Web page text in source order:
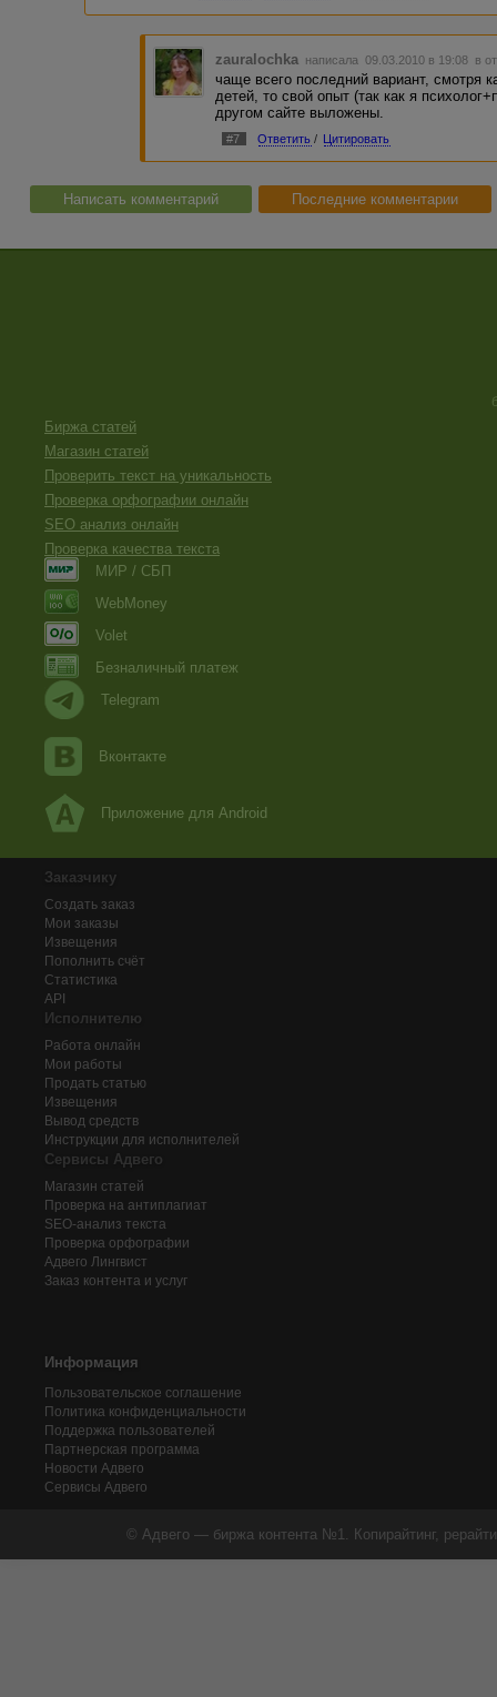
zauralochka написала 09.03.2010 в 19:08 в
чаще всего последний вариант, смотря
детей, то свой опыт (так как я
другом сайте выложены.
#7 Ответить / Цитировать
Написать комментарий Последние комментарии
Биржа статей
Магазин статей
Проверить текст на уникальность
Проверка орфографии онлайн
SEO анализ онлайн
Проверка качества текста
МИР / СБП
WebMoney
Volet
Безналичный платеж
Telegram
Вконтакте
Приложение для Android
Заказчику
Создать заказ
Мои заказы
Извещения
Пополнить счёт
Статистика
API
Исполнителю
Работа онлайн
Мои работы
Продать статью
Извещения
Вывод средств
Инструкции для исполнителей
Сервисы Адвего
Магазин статей
Проверка на антиплагиат
SEO-анализ текста
Проверка орфографии
Адвего Лингвист
Заказ контента и услуг
Информация
Пользовательское соглашение
Политика конфиденциальности
Поддержка пользователей
Партнерская программа
Новости Адвего
Сервисы Адвего
© Адвего — биржа контента №1. Копирайтинг,